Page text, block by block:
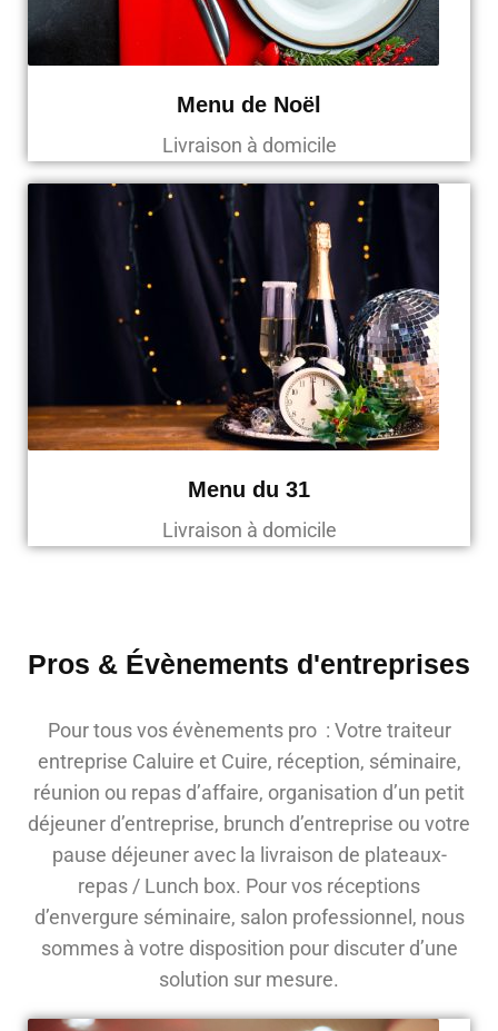
Menu de Noël
Livraison à domicile
Menu du 31
Livraison à domicile
Pros & Évènements d'entreprises
Pour tous vos évènements pro : Votre traiteur
entreprise Caluire et Cuire, réception, séminaire,
réunion ou repas d’affaire, organisation d’un petit
déjeuner d’entreprise, brunch d’entreprise ou votre
pause déjeuner avec la livraison de plateaux-
repas / Lunch box. Pour vos réceptions
d’envergure séminaire, salon professionnel, nous
sommes à votre disposition pour discuter d’une
solution sur mesure.